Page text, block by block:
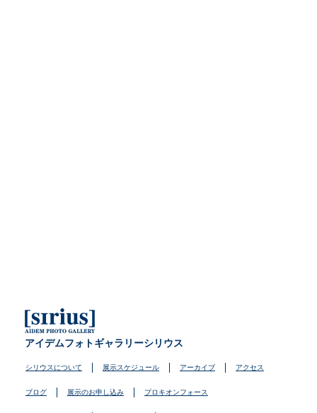
アイデムフォトギャラリーシリウス
シリウスについて 展示スケジュール アーカイブ アクセス
ブログ 展示のお申し込み プロキオンフォース